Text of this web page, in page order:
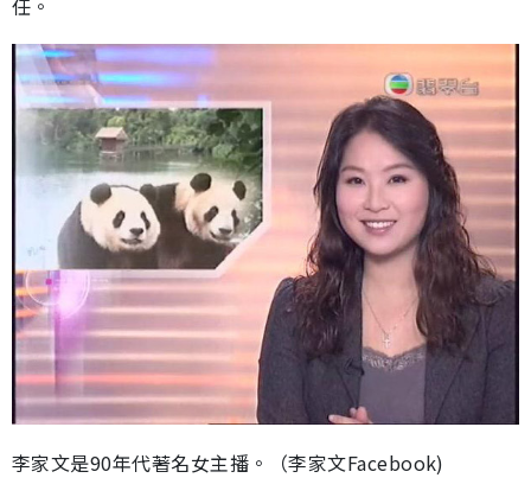
李家文是90年代著名女主播。（李家文Facebook)